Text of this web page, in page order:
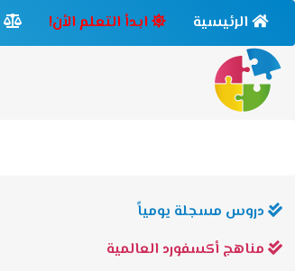
الرئيسية ابدأ التعلم الأن!
دروس مسجلة يومياً
مناهج أكسفورد العالمية